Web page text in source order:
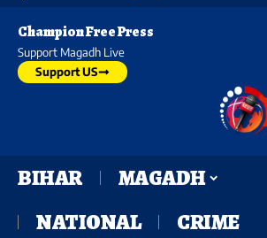
Champion Free Press
Support Magadh Live
Support US
BIHAR
MAGADH
NATIONAL
CRIME